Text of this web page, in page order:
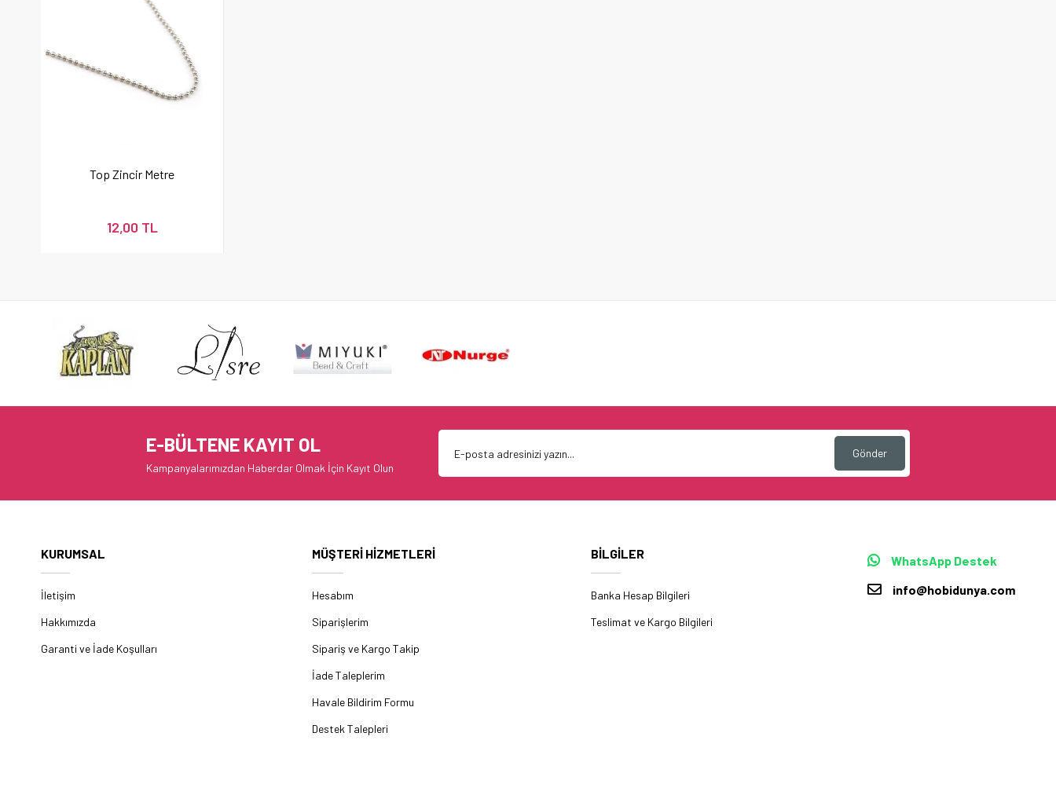
Top Zincir Metre
12,00 TL
E-BÜLTENE KAYIT OL
Kampanyalarımızdan Haberdar Olmak İçin Kayıt Olun
Gönder
KURUMSAL
İletişim
Hakkımızda
Garanti ve İade Koşulları
MÜŞTERİ HİZMETLERİ
Hesabım
Siparişlerim
Sipariş ve Kargo Takip
İade Taleplerim
Havale Bildirim Formu
Destek Talepleri
BİLGİLER
Banka Hesap Bilgileri
Teslimat ve Kargo Bilgileri
WhatsApp Destek
info@hobidunya.com